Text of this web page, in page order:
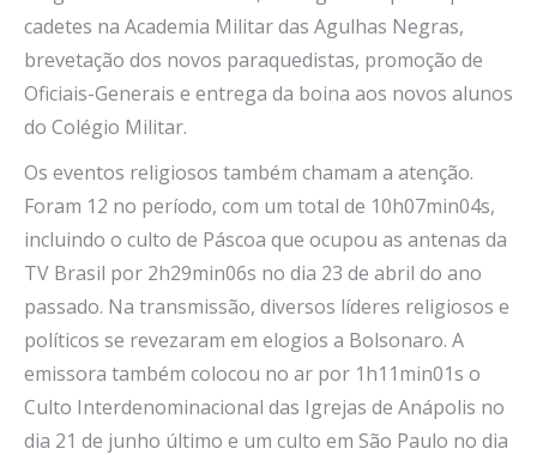
cadetes na Academia Militar das Agulhas Negras,
brevetação dos novos paraquedistas, promoção de
Oficiais-Generais e entrega da boina aos novos alunos
do Colégio Militar.
Os eventos religiosos também chamam a atenção.
Foram 12 no período, com um total de 10h07min04s,
incluindo o culto de Páscoa que ocupou as antenas da
TV Brasil por 2h29min06s no dia 23 de abril do ano
passado. Na transmissão, diversos líderes religiosos e
políticos se revezaram em elogios a Bolsonaro. A
emissora também colocou no ar por 1h11min01s o
Culto Interdenominacional das Igrejas de Anápolis no
dia 21 de junho último e um culto em São Paulo no dia